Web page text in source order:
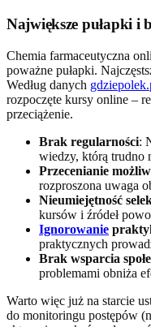
Największe pułapki i
Chemia farmaceutyczna
poważne pułapki.
Według danych
rozpoczęte kursy online –
przeciążenie.
Brak regularności:
wiedzy, którą trudno
Przecenianie
rozproszona uwaga
Nieumiejętność
kursów i źródeł
Ignorowanie
praktycznych
Brak wsparcia
problemami obniża
Warto więc już na starcie
do monitoringu postępów